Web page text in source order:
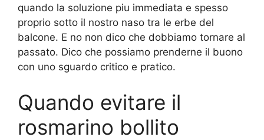
quando la soluzione piu immediata e spesso
proprio sotto il nostro naso tra le erbe del
balcone. E no non dico che dobbiamo tornare al
passato. Dico che possiamo prenderne il buono
con uno sguardo critico e pratico.
Quando evitare il
rosmarino bollito